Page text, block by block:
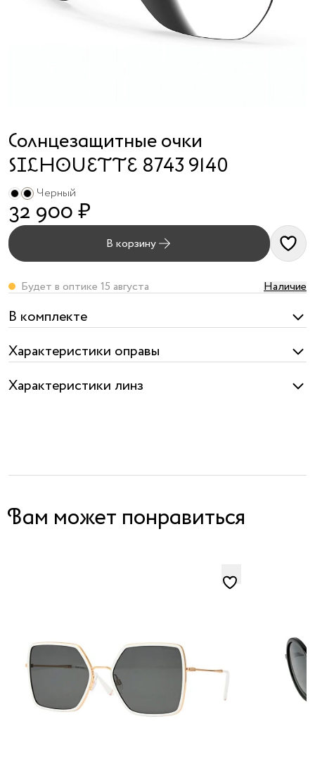
я принимаю
Солнцезащитные очки
SILHOUETTE 8743 9140
Черный
32 900 ₽
В корзину
Будет в оптике 15 августа Наличие
В комплекте
Характеристики оправы
Характеристики линз
Вам может понравиться